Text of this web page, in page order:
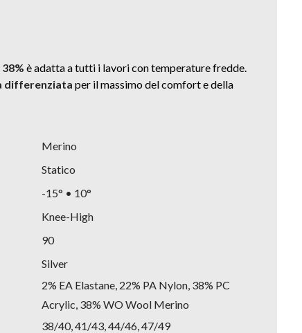
è adatta a tutti i lavori con temperature fredde.
differenziata per il massimo del comfort e della
Merino
Statico
-15° • 10°
Knee-High
90
Silver
2% EA Elastane, 22% PA Nylon, 38% PC
Acrylic, 38% WO Wool Merino
38/40, 41/43, 44/46, 47/49